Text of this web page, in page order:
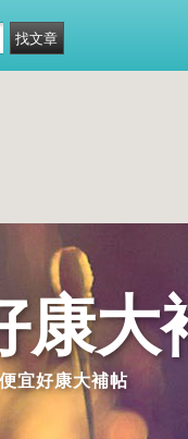
康大
便宜好康大補帖